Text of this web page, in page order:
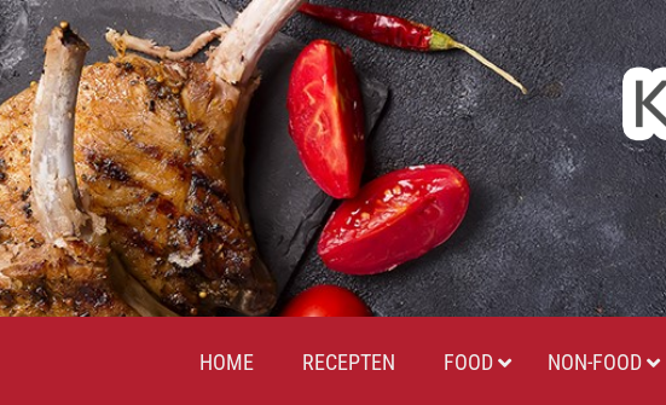
HOME RECEPTEN FOOD NON-FOOD